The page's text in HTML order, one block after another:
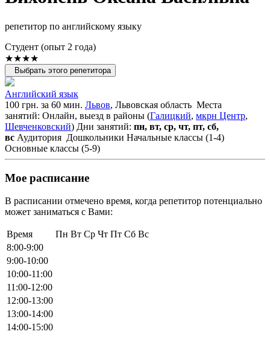
репетитор по английскому языку
Cтудент (опыт 2 года)
★★★★
Выбрать этого репетитора
Английский язык
100 грн. за 60 мин. Львов, Львовская область Места
занятий: Онлайн, выезд в районы (Галицкий, мкрн Центр,
Шевченковский) Дни занятий: пн, вт, ср, чт, пт, сб,
вс Аудитория Дошкольники Начальные классы (1-4)
Основные классы (5-9)
Мое расписание
В расписании отмечено время, когда репетитор потенциально
может заниматься с Вами:
Время Пн Вт Ср Чт Пт Сб Вс
8:00-9:00
9:00-10:00
10:00-11:00
11:00-12:00
12:00-13:00
13:00-14:00
14:00-15:00